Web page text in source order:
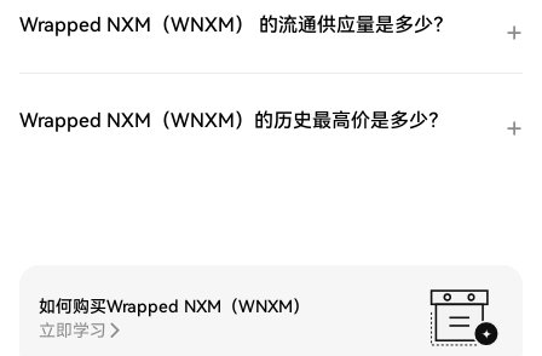
您的Wrapped NXM（WNXM）后，将其存
NXM（WNXM）在HTX的现货市场轻松交易
Wrapped NXM（WNXM） 的流通供应量是多少？
Wrapped NXM（WNXM）的历史最高价是多少？
如何购买Wrapped NXM（WNXM）
立即学习